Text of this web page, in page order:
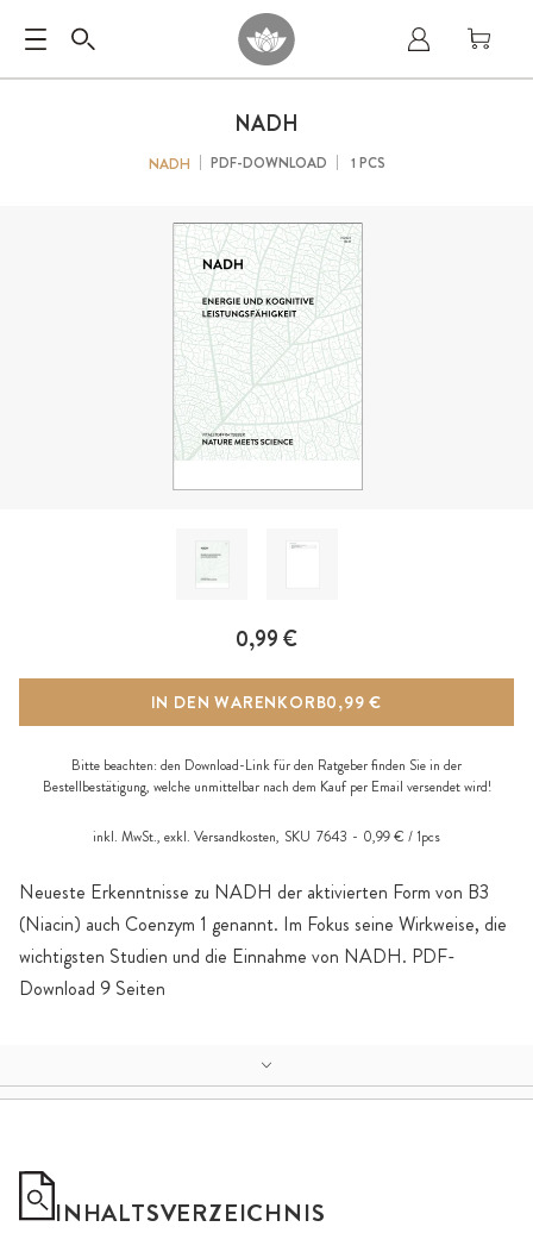
NADH
NADH PDF-DOWNLOAD 1 PCS
Neueste Erkenntnisse zu NADH der aktivierten Form von B3
(Niacin) auch Coenzym 1 genannt. Im Fokus seine Wirkweise, die
wichtigsten Studien und die Einnahme von NADH. PDF-
Download 9 Seiten
0,99 €
IN DEN WARENKORB0,99 €
Bitte beachten: den Download-Link für den Ratgeber finden Sie in der
Bestellbestätigung, welche unmittelbar nach dem Kauf per Email versendet wird!
inkl. MwSt., exkl. Versandkosten, SKU 7643 0,99 € / 1pcs
INHALTSVERZEICHNIS